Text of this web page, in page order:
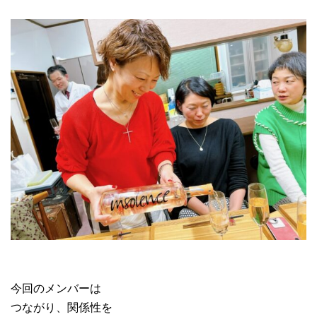
今回のメンバーは
つながり、関係性を